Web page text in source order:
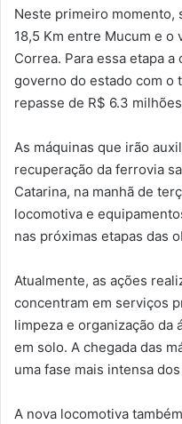
Neste primeiro momento,
18,5 Km entre Mucum e o
Correa. Para essa etapa
governo do estado com o
repasse de R$ 6.3
As máquinas que irão
recuperação da ferrovia
Catarina, na manhã de
locomotiva e
nas próximas etapas das
Atualmente, as ações
concentram em serviços
limpeza e organização da
em solo. A chegada das
uma fase mais intensa
A nova locomotiva